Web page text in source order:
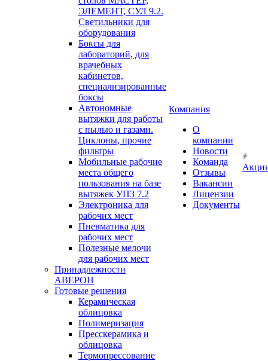
ЭЛЕМЕНТ, СУЛ 9.2.
Светильники для
оборудования
Боксы для
лабораторий, для
врачебных
кабинетов,
специализированные
боксы
Автономные
вытяжки для работы
с пылью и газами.
Циклоны, прочие
фильтры
Мобильные рабочие
места общего
пользования на базе
вытяжек УПЗ 7.2
Электроника для
рабочих мест
Пневматика для
рабочих мест
Полезные мелочи
для рабочих мест
Принадлежности
АВЕРОН
Готовые решения
Керамическая
облицовка
Полимеризация
Пресскерамика и
облицовка
Термопрессование
Компания
О
компании
Новости
Команда
Отзывы
Вакансии
Лицензии
Документы